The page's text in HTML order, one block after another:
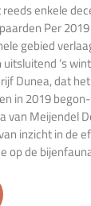
enkele
Per
gebied
‘s
Dunea, dat
in 2019
van Meijendel
inzicht in de
op de